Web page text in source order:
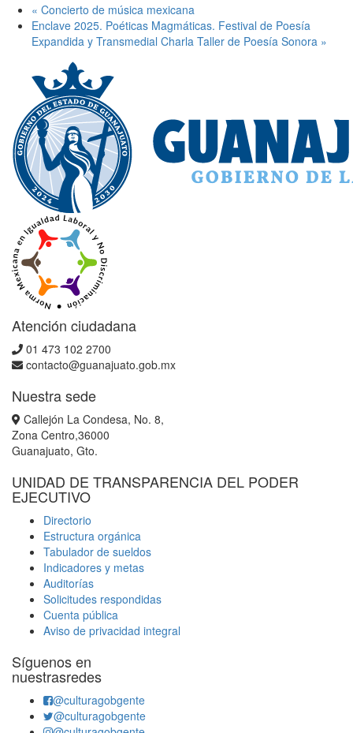
« Concierto de música mexicana
Enclave 2025. Poéticas Magmáticas. Festival de Poesía
Expandida y Transmedial Charla Taller de Poesía Sonora »
Atención ciudadana
01 473 102 2700
contacto@guanajuato.gob.mx
Nuestra sede
Callejón La Condesa, No. 8,
Zona Centro,36000
Guanajuato, Gto.
UNIDAD DE TRANSPARENCIA DEL PODER
EJECUTIVO
Directorio
Estructura orgánica
Tabulador de sueldos
Indicadores y metas
Auditorías
Solicitudes respondidas
Cuenta pública
Aviso de privacidad integral
Síguenos en
nuestrasredes
@culturagobgente
@culturagobgente